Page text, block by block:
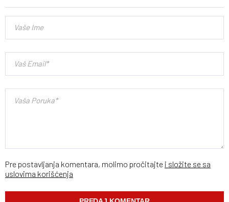
Pre postavljanja komentara, molimo pročitajte i složite se sa
uslovima korišćenja